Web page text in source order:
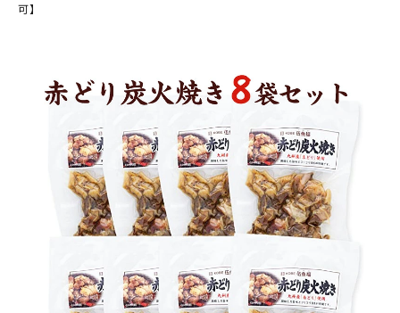
お酒別オススメ
お問い合わせ
ご利用ガイド
可】